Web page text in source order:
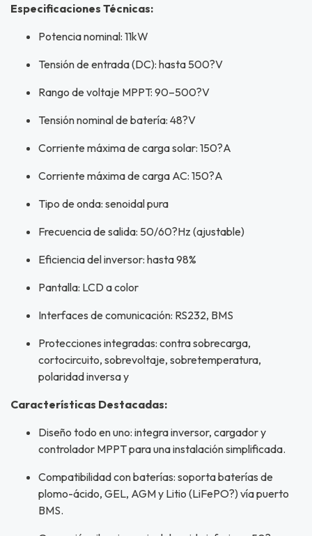
Especificaciones Técnicas:
Potencia nominal: 11kW
Tensión de entrada (DC): hasta 500?V
Rango de voltaje MPPT: 90–500?V
Tensión nominal de batería: 48?V
Corriente máxima de carga solar: 150?A
Corriente máxima de carga AC: 150?A
Tipo de onda: senoidal pura
Frecuencia de salida: 50/60?Hz (ajustable)
Eficiencia del inversor: hasta 98%
Pantalla: LCD a color
Interfaces de comunicación: RS232, BMS
Protecciones integradas: contra sobrecarga,
cortocircuito, sobrevoltaje, sobretemperatura,
polaridad inversa y
Características Destacadas:
Diseño todo en uno: integra inversor, cargador y
controlador MPPT para una instalación simplificada.
Compatibilidad con baterías: soporta baterías de
plomo-ácido, GEL, AGM y Litio (LiFePO?) vía puerto
BMS.